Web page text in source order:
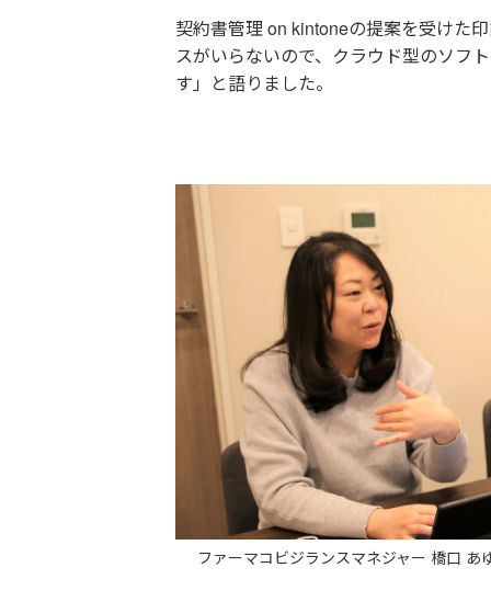
契約書管理 on kintoneの提案を受けた
スがいらないので、クラウド型のソフ
す」と語りました。
ファーマコビジランスマネジャー 橋口 あ